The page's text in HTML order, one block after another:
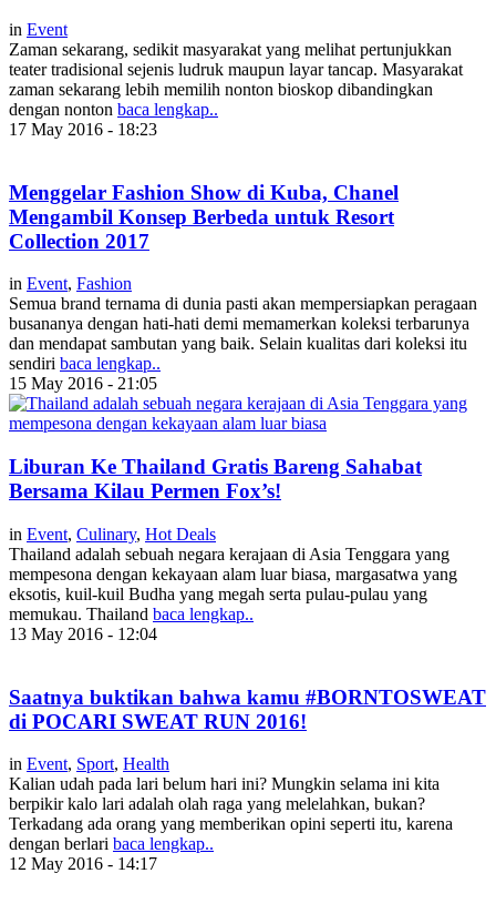
in Event
Zaman sekarang, sedikit masyarakat yang melihat pertunjukkan
teater tradisional sejenis ludruk maupun layar tancap. Masyarakat
zaman sekarang lebih memilih nonton bioskop dibandingkan
dengan nonton baca lengkap..
17 May 2016 - 18:23
Menggelar Fashion Show di Kuba, Chanel
Mengambil Konsep Berbeda untuk Resort
Collection 2017
in Event, Fashion
Semua brand ternama di dunia pasti akan mempersiapkan peragaan
busananya dengan hati-hati demi memamerkan koleksi terbarunya
dan mendapat sambutan yang baik. Selain kualitas dari koleksi itu
sendiri baca lengkap..
15 May 2016 - 21:05
Liburan Ke Thailand Gratis Bareng Sahabat
Bersama Kilau Permen Fox’s!
in Event, Culinary, Hot Deals
Thailand adalah sebuah negara kerajaan di Asia Tenggara yang
mempesona dengan kekayaan alam luar biasa, margasatwa yang
eksotis, kuil-kuil Budha yang megah serta pulau-pulau yang
memukau. Thailand baca lengkap..
13 May 2016 - 12:04
Saatnya buktikan bahwa kamu #BORNTOSWEAT
di POCARI SWEAT RUN 2016!
in Event, Sport, Health
Kalian udah pada lari belum hari ini? Mungkin selama ini kita
berpikir kalo lari adalah olah raga yang melelahkan, bukan?
Terkadang ada orang yang memberikan opini seperti itu, karena
dengan berlari baca lengkap..
12 May 2016 - 14:17